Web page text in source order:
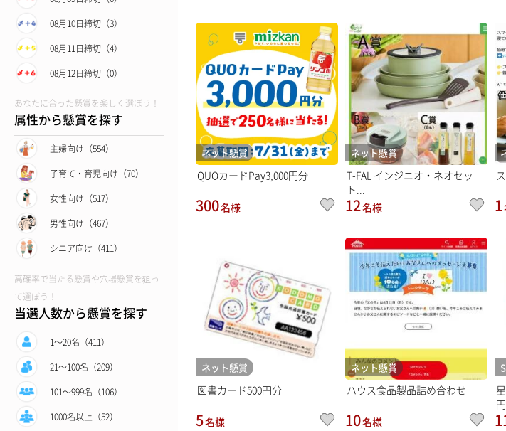
08月10日締切（3）
08月11日締切（4）
08月12日締切（0）
あなたに合った懸賞を楽しく選ぼう！
属性から懸賞を探す
主婦向け（554）
子育て・育児向け（70）
女性向け（517）
男性向け（467）
シニア向け（411）
高確率で当たる懸賞や穴場懸賞を狙っ
て選ぼう！
当選人数から懸賞を探す
1〜20名（411）
21〜100名（209）
101〜999名（106）
1000名以上（52）
ネット懸賞
QUOカードPay3,000円分
300名様
ネット懸賞
T-FAL インジニオ・ネオセッ
ト...
12名様 1
ネット懸賞
図書カード500円分
5名様
ネット懸賞
ハウス食品製品詰め合わせ
10名様